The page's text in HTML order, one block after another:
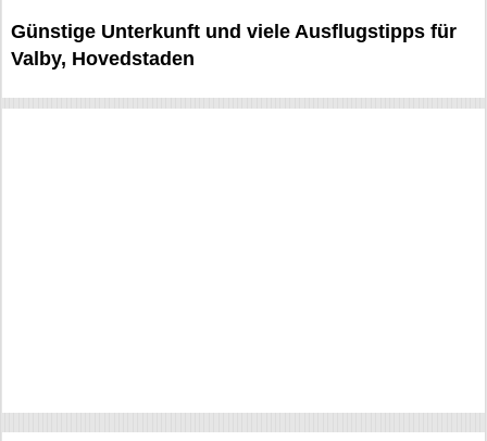
Günstige Unterkunft und viele Ausflugstipps für
Valby, Hovedstaden